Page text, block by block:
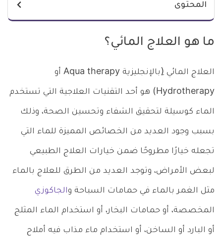
المحتوى
ما هو العلاج المائي؟
العلاج المائي (ِبالإنجليزية Aqua therapy أو
Hydrotherapy) هو أحد التقنيات العلاجية التي تستخدم
الماء كوسيلة لتحقيق الشفاء وتحسين الصحة، وذلك
بسبب وجود العديد من الخصائص المميزة للماء التي
تجعله خيارًا مطروحًا ضمن خيارات العلاج الطبيعي
لبعض الأمراض، وتوجد العديد من الطرق للعلاج بالماء
مثل الغمر بالماء في حمامات السباحة والجاكوزي
المخصصة، أو حمامات البخار، أو استخدام الماء المثلج
أو البارد أو الساخن، أو استخدام ماء مذاب فيه أملاح